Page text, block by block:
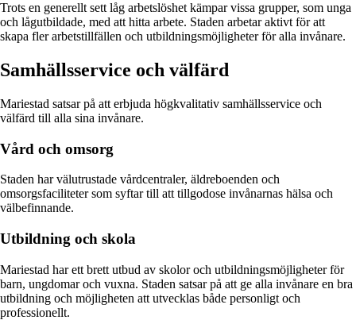
Trots en generellt sett låg arbetslöshet kämpar vissa grupper, som unga
och lågutbildade, med att hitta arbete. Staden arbetar aktivt för att
skapa fler arbetstillfällen och utbildningsmöjligheter för alla invånare.
Samhällsservice och välfärd
Mariestad satsar på att erbjuda högkvalitativ samhällsservice och
välfärd till alla sina invånare.
Vård och omsorg
Staden har välutrustade vårdcentraler, äldreboenden och
omsorgsfaciliteter som syftar till att tillgodose invånarnas hälsa och
välbefinnande.
Utbildning och skola
Mariestad har ett brett utbud av skolor och utbildningsmöjligheter för
barn, ungdomar och vuxna. Staden satsar på att ge alla invånare en bra
utbildning och möjligheten att utvecklas både personligt och
professionellt.